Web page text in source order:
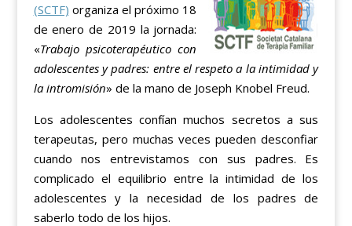
(SCTF) organiza el próximo 18
de enero de 2019 la jornada:
«Trabajo psicoterapéutico con
adolescentes y padres: entre el respeto a la intimidad y
la intromisión» de la mano de Joseph Knobel Freud.
Los adolescentes confían muchos secretos a sus
terapeutas, pero muchas veces pueden desconfiar
cuando nos entrevistamos con sus padres. Es
complicado el equilibrio entre la intimidad de los
adolescentes y la necesidad de los padres de
saberlo todo de los hijos.